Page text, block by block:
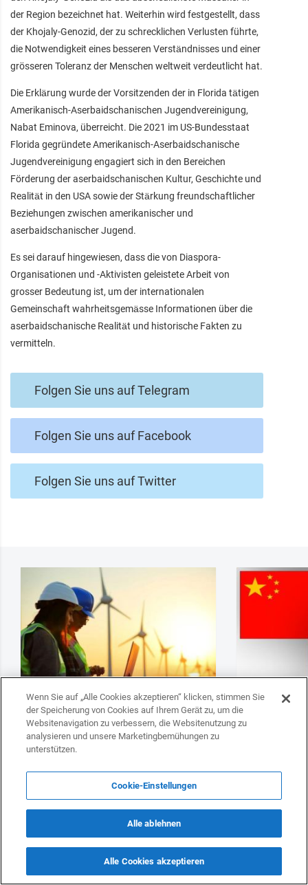
der Region bezeichnet hat. Weiterhin wird festgestellt, dass
der Khojaly-Genozid, der zu schrecklichen Verlusten führte,
die Notwendigkeit eines besseren Verständnisses und einer
grösseren Toleranz der Menschen weltweit verdeutlicht hat.
Die Erklärung wurde der Vorsitzenden der in Florida tätigen
Amerikanisch-Aserbaidschanischen Jugendvereinigung,
Nabat Eminova, überreicht. Die 2021 im US-Bundesstaat
Florida gegründete Amerikanisch-Aserbaidschanische
Jugendvereinigung engagiert sich in den Bereichen
Förderung der aserbaidschanischen Kultur, Geschichte und
Realität in den USA sowie der Stärkung freundschaftlicher
Beziehungen zwischen amerikanischer und
aserbaidschanischer Jugend.
Es sei darauf hingewiesen, dass die von Diaspora-
Organisationen und -Aktivisten geleistete Arbeit von
grosser Bedeutung ist, um der internationalen
Gemeinschaft wahrheitsgemässe Informationen über die
aserbaidschanische Realität und historische Fakten zu
vermitteln.
Folgen Sie uns auf Telegram
Folgen Sie uns auf Facebook
Folgen Sie uns auf Twitter
Deutsche Unternehmen können den
Übergang Aserbaidschans zu sauberer
Energie unterstützen
Kanadische Presse beleuchtet
Pashinyans einzigartige
Wenn Sie auf „Alle Cookies akzeptieren“ klicken, stimmen Sie
der Speicherung von Cookies auf Ihrem Gerät zu, um die
Websitenavigation zu verbessern, die Websitenutzung zu
analysieren und unsere Marketingbemühungen zu
unterstützen.
Cookie-Einstellungen
Alle ablehnen
Alle Cookies akzeptieren